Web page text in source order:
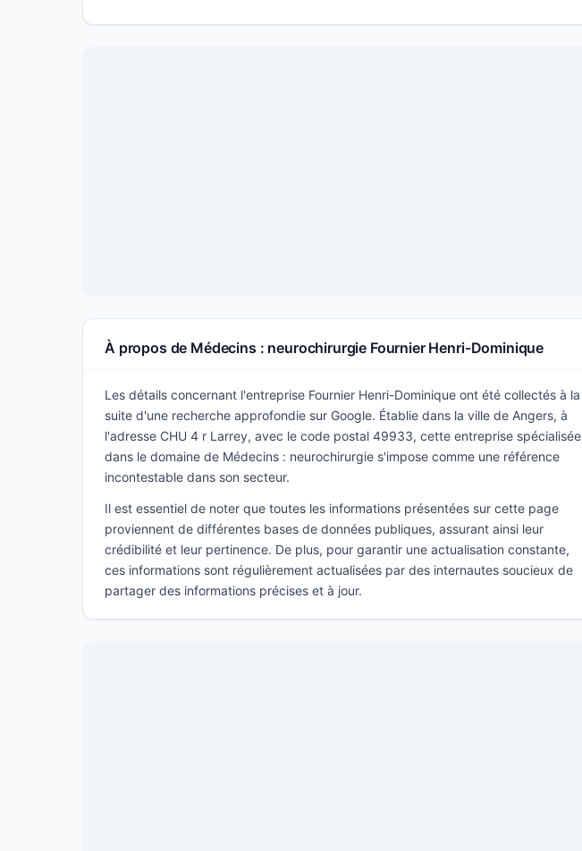
À propos de Médecins : neurochirurgie Fournier Henri-Dominique
Les détails concernant l'entreprise Fournier Henri-Dominique ont été collectés à la
suite d'une recherche approfondie sur Google. Établie dans la ville de Angers, à
l'adresse CHU 4 r Larrey, avec le code postal 49933, cette entreprise spécialisée
dans le domaine de Médecins : neurochirurgie s'impose comme une référence
incontestable dans son secteur.
Il est essentiel de noter que toutes les informations présentées sur cette page
proviennent de différentes bases de données publiques, assurant ainsi leur
crédibilité et leur pertinence. De plus, pour garantir une actualisation constante,
ces informations sont régulièrement actualisées par des internautes soucieux de
partager des informations précises et à jour.